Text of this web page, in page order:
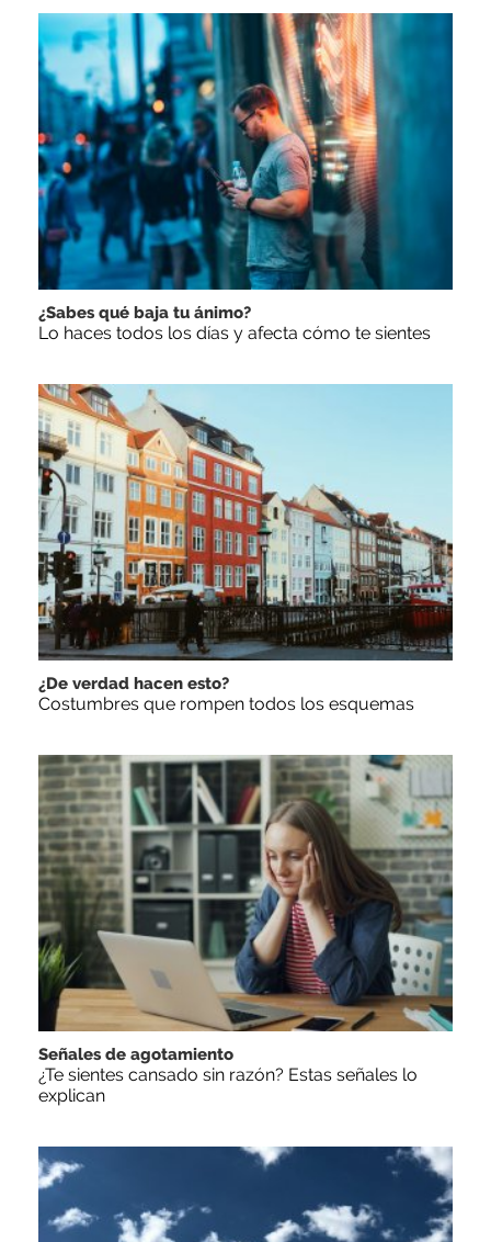
¿Sabes qué baja tu ánimo?
Lo haces todos los días y afecta cómo te sientes
¿De verdad hacen esto?
Costumbres que rompen todos los esquemas
Señales de agotamiento
¿Te sientes cansado sin razón? Estas señales lo
explican